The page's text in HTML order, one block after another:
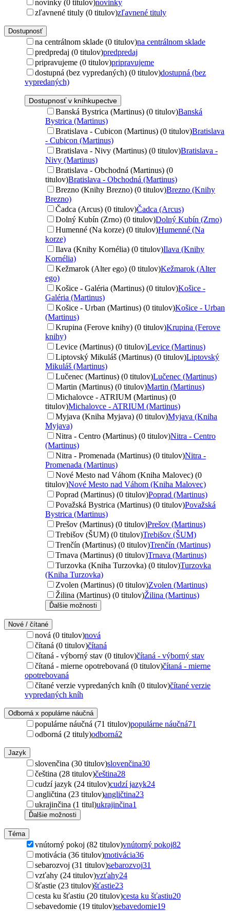
novinky (0 titulov)novinky
zľavnené tituly (0 titulov)zľavnené tituly
Dostupnosť
na centrálnom sklade (0 titulov)na centrálnom sklade
predpredaj (0 titulov)predpredaj
pripravujeme (0 titulov)pripravujeme
dostupná (bez vypredaných) (0 titulov)dostupná (bez
vypredaných)
Dostupnosť v kníhkupectve
Banská Bystrica (Martinus) (0 titulov)Banská
Bystrica (Martinus)
Bratislava - Cubicon (Martinus) (0 titulov)Bratislava
- Cubicon (Martinus)
Bratislava - Nivy (Martinus) (0 titulov)Bratislava -
Nivy (Martinus)
Bratislava - Obchodná (Martinus) (0
titulov)Bratislava - Obchodná (Martinus)
Brezno (Knihy Brezno) (0 titulov)Brezno (Knihy
Brezno)
Čadca (Arcus) (0 titulov)Čadca (Arcus)
Dolný Kubín (Zrno) (0 titulov)Dolný Kubín (Zrno)
Humenné (Na korze) (0 titulov)Humenné (Na
korze)
Ilava (Knihy Kornélia) (0 titulov)Ilava (Knihy
Kornélia)
Kežmarok (Alter ego) (0 titulov)Kežmarok (Alter
ego)
Košice - Galéria (Martinus) (0 titulov)Košice -
Galéria (Martinus)
Košice - Urban (Martinus) (0 titulov)Košice - Urban
(Martinus)
Krupina (Ferove knihy) (0 titulov)Krupina (Ferove
knihy)
Levice (Martinus) (0 titulov)Levice (Martinus)
Liptovský Mikuláš (Martinus) (0 titulov)Liptovský
Mikuláš (Martinus)
Lučenec (Martinus) (0 titulov)Lučenec (Martinus)
Martin (Martinus) (0 titulov)Martin (Martinus)
Michalovce - ATRIUM (Martinus) (0
titulov)Michalovce - ATRIUM (Martinus)
Myjava (Kniha Myjava) (0 titulov)Myjava (Kniha
Myjava)
Nitra - Centro (Martinus) (0 titulov)Nitra - Centro
(Martinus)
Nitra - Promenada (Martinus) (0 titulov)Nitra -
Promenada (Martinus)
Nové Mesto nad Váhom (Kniha Malovec) (0
titulov)Nové Mesto nad Váhom (Kniha Malovec)
Poprad (Martinus) (0 titulov)Poprad (Martinus)
Považská Bystrica (Martinus) (0 titulov)Považská
Bystrica (Martinus)
Prešov (Martinus) (0 titulov)Prešov (Martinus)
Trebišov (ŠUM) (0 titulov)Trebišov (ŠUM)
Trenčín (Martinus) (0 titulov)Trenčín (Martinus)
Trnava (Martinus) (0 titulov)Trnava (Martinus)
Turzovka (Kniha Turzovka) (0 titulov)Turzovka
(Kniha Turzovka)
Zvolen (Martinus) (0 titulov)Zvolen (Martinus)
Žilina (Martinus) (0 titulov)Žilina (Martinus)
Ďalšie možnosti
Nové / čítané
nová (0 titulov)nová
čítaná (0 titulov)čítaná
čítaná - výborný stav (0 titulov)čítaná - výborný stav
čítaná - mierne opotrebovaná (0 titulov)čítaná - mierne
opotrebovaná
čítané verzie vypredaných kníh (0 titulov)čítané verzie
vypredaných kníh
Odborná x populárne náučná
populárne náučná (71 titulov)populárne náučná71
odborná (2 tituly)odborná2
Jazyk
slovenčina (30 titulov)slovenčina30
čeština (28 titulov)čeština28
cudzí jazyk (24 titulov)cudzí jazyk24
angličtina (23 titulov)angličtina23
ukrajinčina (1 titul)ukrajinčina1
Ďalšie možnosti
Téma
vnútorný pokoj (82 titulov)vnútorný pokoj82
motivácia (36 titulov)motivácia36
sebarozvoj (31 titulov)sebarozvoj31
vzťahy (24 titulov)vzťahy24
šťastie (23 titulov)šťastie23
cesta ku šťastiu (20 titulov)cesta ku šťastiu20
sebavedomie (19 titulov)sebavedomie19